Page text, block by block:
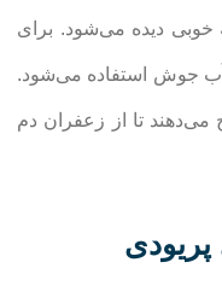
دیده می‌شود. برای
آب جوش استفاده می‌شود.
می‌دهند تا از زعفران دم